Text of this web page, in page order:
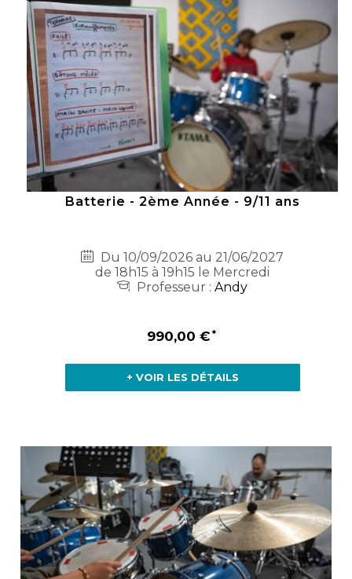
Batterie - 2ème Année - 9/11 ans
Du 10/09/2026 au 21/06/2027
de 18h15 à 19h15 le Mercredi
Professeur :Andy
990,00 €
+ VOIR LES DÉTAILS